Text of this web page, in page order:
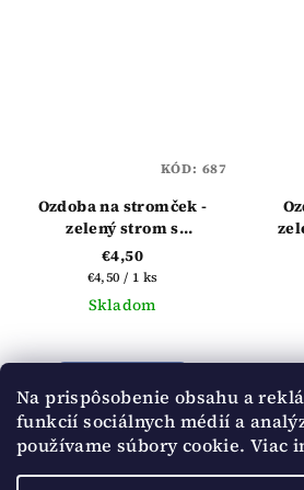
Na prispôsobenie obsahu a
funkcií sociálnych médií a
používame súbory cookie. Viac
Ozdoba na stromček -
zelený strom s
hviezdičkou
€4,50
Jednotková
cena:
€4,50 / 1 ks
Skladom
Do košíka
KÓD: 687
O
6položiek